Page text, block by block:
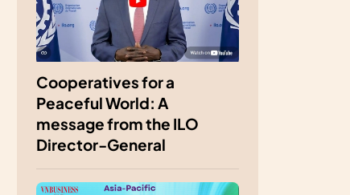
Cooperatives for a
Peaceful World: A
message from the ILO
Director-General